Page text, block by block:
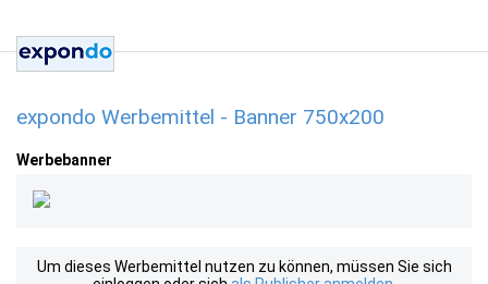
expondo Werbemittel - Banner 750x200
Werbebanner
Um dieses Werbemittel nutzen zu können, müssen Sie sich